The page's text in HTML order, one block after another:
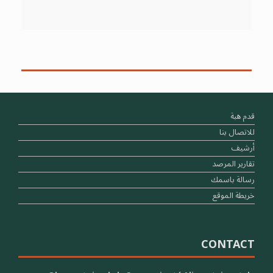
قدم هبة
للاتصال بنا
أرشيف
تقارير المرصد
رسالة باسمك
خريطة الموقع
CONTACT